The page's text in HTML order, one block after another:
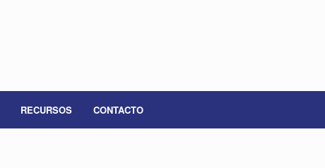
RECURSOS CONTACTO